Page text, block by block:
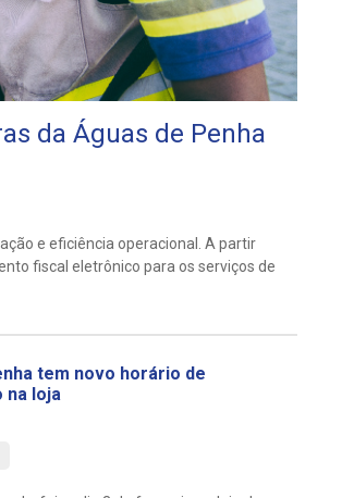
da Águas de Penha
e eficiência operacional. A partir
fiscal eletrônico para os serviços de
tem novo horário de
na loja